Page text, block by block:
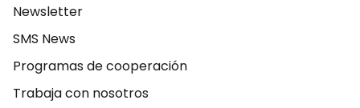
Newsletter
SMS News
Programas de cooperación
Trabaja con nosotros